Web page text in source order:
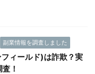
副業情報を調査しました
ィールド)は詐欺？実
！